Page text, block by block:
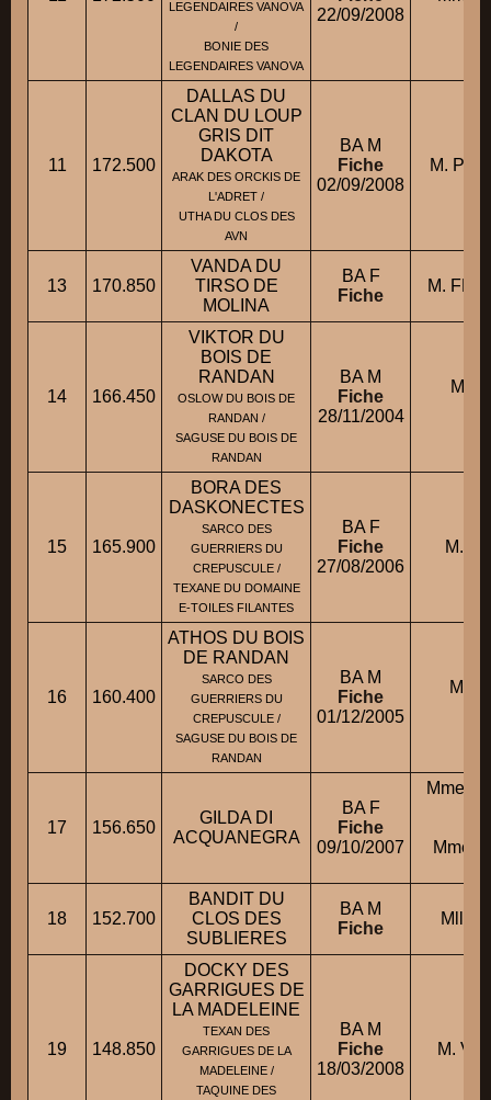
LEGENDAIRES VANOVA
/
BONIE DES
LEGENDAIRES VANOVA
22/09/2008
11 172.500
DALLAS DU
CLAN DU LOUP
GRIS DIT
DAKOTA
ARAK DES ORCKIS DE
L'ADRET /
UTHA DU CLOS DES
AVN
BA M
Fiche
02/09/2008
M.
13 170.850
VANDA DU
TIRSO DE
MOLINA
BA F
Fiche
M.
14 166.450
VIKTOR DU
BOIS DE
RANDAN
OSLOW DU BOIS DE
RANDAN /
SAGUSE DU BOIS DE
RANDAN
BA M
Fiche
28/11/2004
15 165.900
BORA DES
DASKONECTES
SARCO DES
GUERRIERS DU
CREPUSCULE /
TEXANE DU DOMAINE
E-TOILES FILANTES
BA F
Fiche
27/08/2006
M.
16 160.400
ATHOS DU BOIS
DE RANDAN
SARCO DES
GUERRIERS DU
CREPUSCULE /
SAGUSE DU BOIS DE
RANDAN
BA M
Fiche
01/12/2005
17 156.650
GILDA DI
ACQUANEGRA
BA F
Fiche
09/10/2007
Mme
Mme
18 152.700
BANDIT DU
CLOS DES
SUBLIERES
BA M
Fiche
Mlle
19 148.850
DOCKY DES
GARRIGUES DE
LA MADELEINE
TEXAN DES
GARRIGUES DE LA
MADELEINE /
TAQUINE DES
BA M
Fiche
18/03/2008
M.